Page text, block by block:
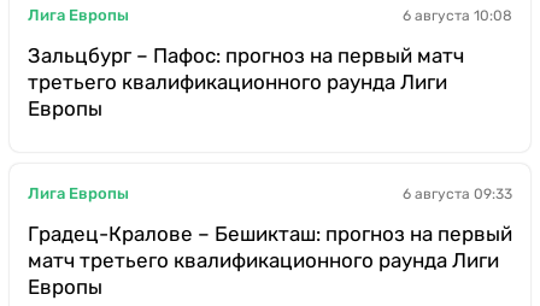
Лига Европы 6 августа 10:08
Зальцбург – Пафос: прогноз на первый матч
третьего квалификационного раунда Лиги
Европы
Лига Европы 6 августа 09:33
Градец-Кралове – Бешикташ: прогноз на первый
матч третьего квалификационного раунда Лиги
Европы